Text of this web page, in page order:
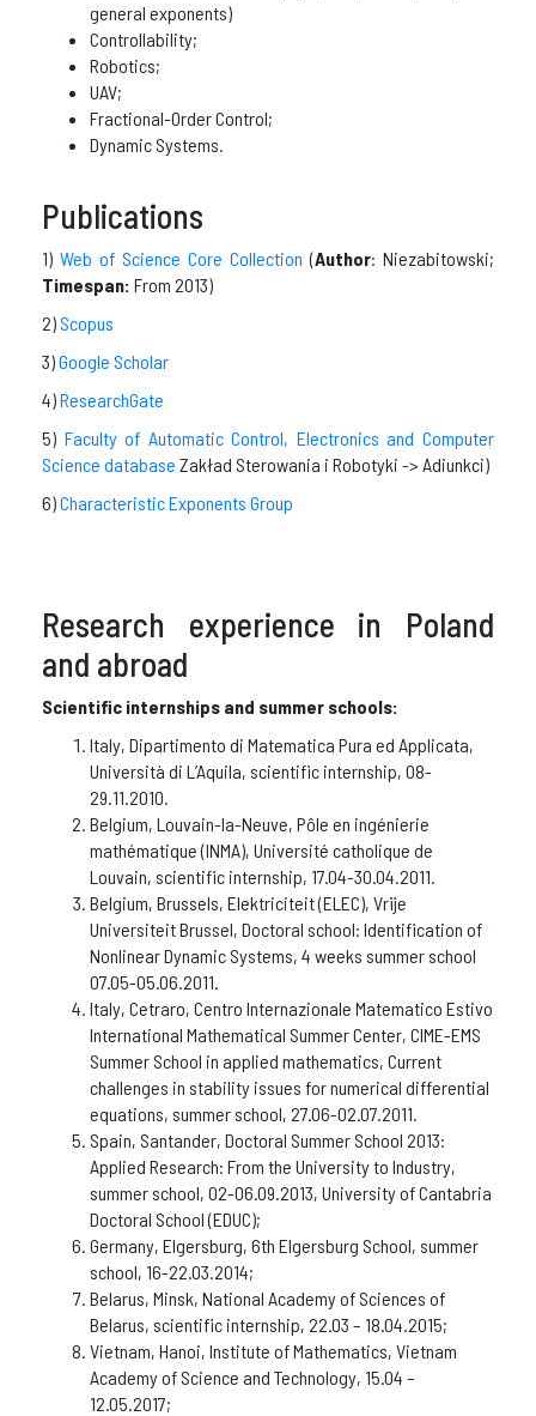
general exponents)
Controllability;
Robotics;
UAV;
Fractional-Order Control;
Dynamic Systems.
Publications
1) Web of Science Core Collection (Author: Niezabitowski;
Timespan: From 2013)
2)Scopus
3)Google Scholar
4)ResearchGate
5) Faculty of Automatic Control, Electronics and Computer
Science database Zakład Sterowania i Robotyki -> Adiunkci)
6)Characteristic Exponents Group
Research experience in Poland
and abroad
Scientific internships and summer schools:
Italy, Dipartimento di Matematica Pura ed Applicata,
Università di L’Aquila, scientific internship, 08-
29.11.2010.
Belgium, Louvain-la-Neuve, Pôle en ingénierie
mathématique (INMA), Université catholique de
Louvain, scientific internship, 17.04-30.04.2011.
Belgium, Brussels, Elektriciteit (ELEC), Vrije
Universiteit Brussel, Doctoral school: Identification of
Nonlinear Dynamic Systems, 4 weeks summer school
07.05-05.06.2011.
Italy, Cetraro, Centro Internazionale Matematico Estivo
International Mathematical Summer Center, CIME-EMS
Summer School in applied mathematics, Current
challenges in stability issues for numerical differential
equations, summer school, 27.06-02.07.2011.
Spain, Santander, Doctoral Summer School 2013:
Applied Research: From the University to Industry,
summer school, 02-06.09.2013, University of Cantabria
Doctoral School (EDUC);
Germany, Elgersburg, 6th Elgersburg School, summer
school, 16-22.03.2014;
Belarus, Minsk, National Academy of Sciences of
Belarus, scientific internship, 22.03 – 18.04.2015;
Vietnam, Hanoi, Institute of Mathematics, Vietnam
Academy of Science and Technology, 15.04 –
12.05.2017;